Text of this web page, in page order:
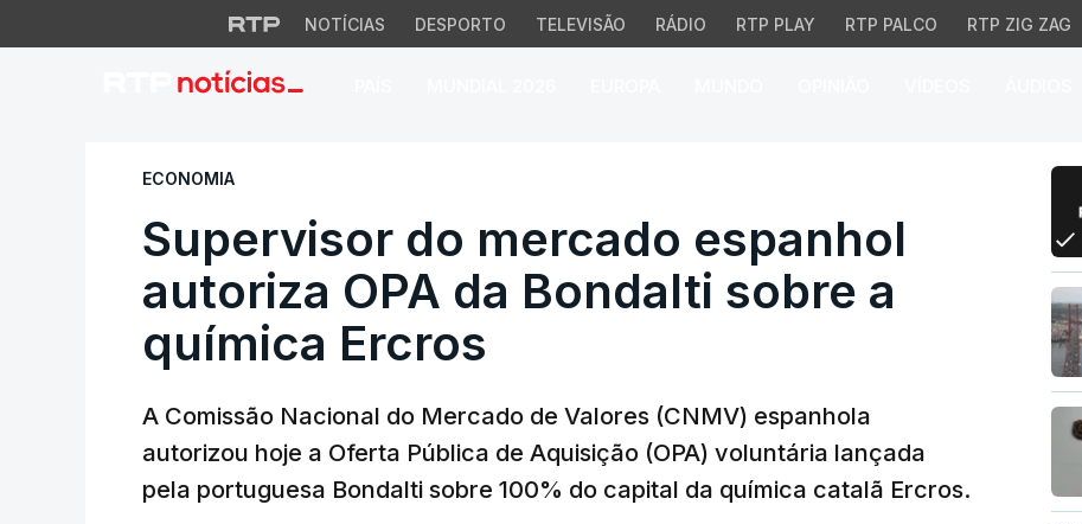
NOTÍCIAS DESPORTO TELEVISÃO RÁDIO RTP PLAY RTP PALCO RTP ZIG ZAG
Supervisor do mercado espanhol
ECONOMIA
Supervisor do mercado espanhol
autoriza OPA da Bondalti sobre a
química Ercros
A Comissão Nacional do Mercado de Valores (CNMV) espanhola
autorizou hoje a Oferta Pública de Aquisição (OPA) voluntária lançada
pela portuguesa Bondalti sobre 100% do capital da química catalã Ercros.